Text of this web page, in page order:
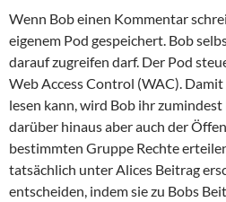
Wenn Bob einen Kommentar
eigenem Pod gespeichert. Bob
darauf zugreifen darf. Der Pod
Web Access Control (WAC).
lesen kann, wird Bob ihr zumindest
darüber hinaus aber auch der
bestimmten Gruppe Rechte
tatsächlich unter Alices Beitrag
entscheiden, indem sie zu Bobs